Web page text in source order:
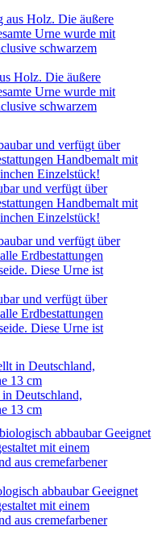
Holz. Die äußere
Urne wurde mit
schwarzem
und verfügt über
Handbemalt mit
Einzelstück!
und verfügt über
Erdbestattungen
Diese Urne ist
Deutschland,
13 cm
abbaubar Geeignet
mit einem
aus cremefarbener